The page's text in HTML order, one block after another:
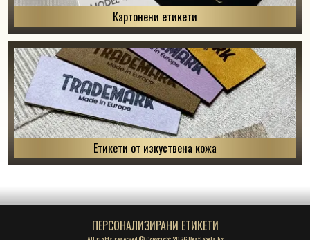
Картонени етикети
Етикети от изкуствена кожа
ПЕРСОНАЛИЗИРАНИ ЕТИКЕТИ